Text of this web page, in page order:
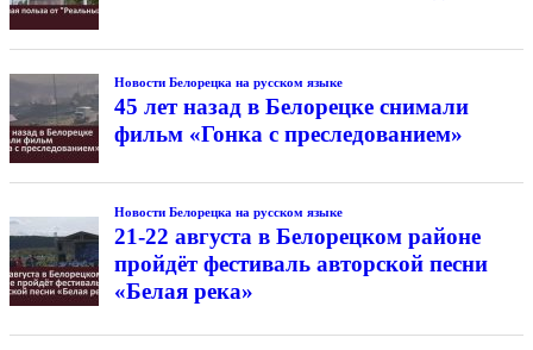
Новости Белорецка на русском языке
45 лет назад в Белорецке снимали
фильм «Гонка с преследованием»
Новости Белорецка на русском языке
21-22 августа в Белорецком районе
пройдёт фестиваль авторской песни
«Белая река»